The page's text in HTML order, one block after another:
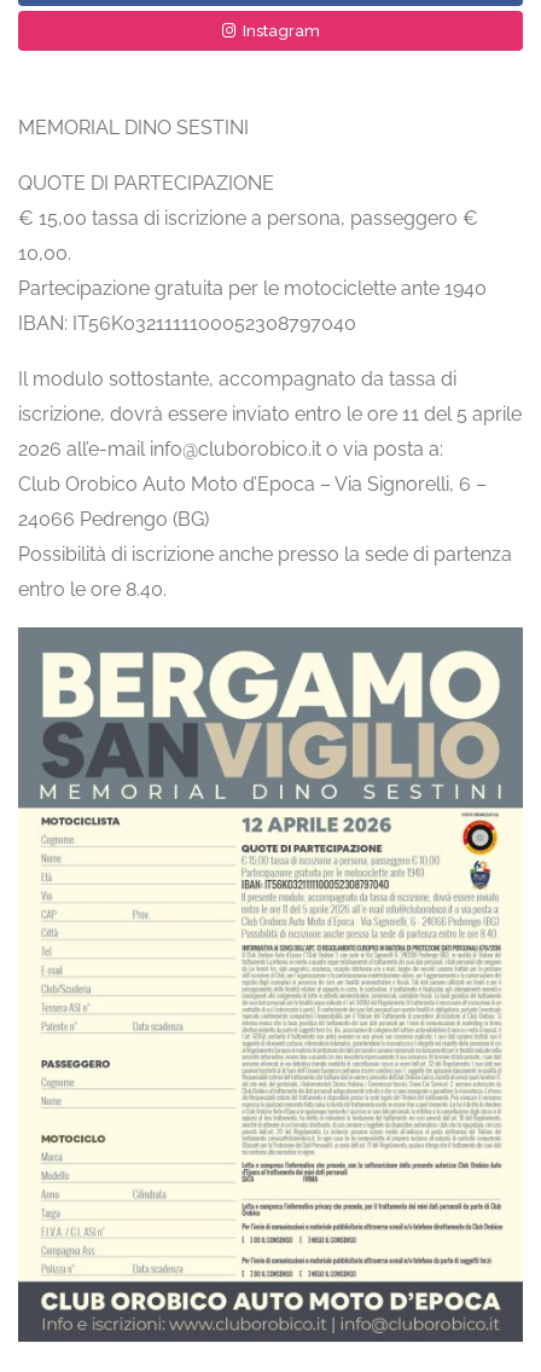
Instagram
MEMORIAL DINO SESTINI
QUOTE DI PARTECIPAZIONE
€ 15,00 tassa di iscrizione a persona, passeggero €
10,00.
Partecipazione gratuita per le motociclette ante 1940
IBAN: IT56K0321111100052308797040
Il modulo sottostante, accompagnato da tassa di
iscrizione, dovrà essere inviato entro le ore 11 del 5 aprile
2026 all’e-mail info@cluborobico.it o via posta a:
Club Orobico Auto Moto d’Epoca – Via Signorelli, 6 –
24066 Pedrengo (BG)
Possibilità di iscrizione anche presso la sede di partenza
entro le ore 8.40.